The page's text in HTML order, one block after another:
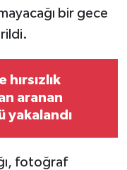
bir gece
aranan
yakalandı
fotoğraf